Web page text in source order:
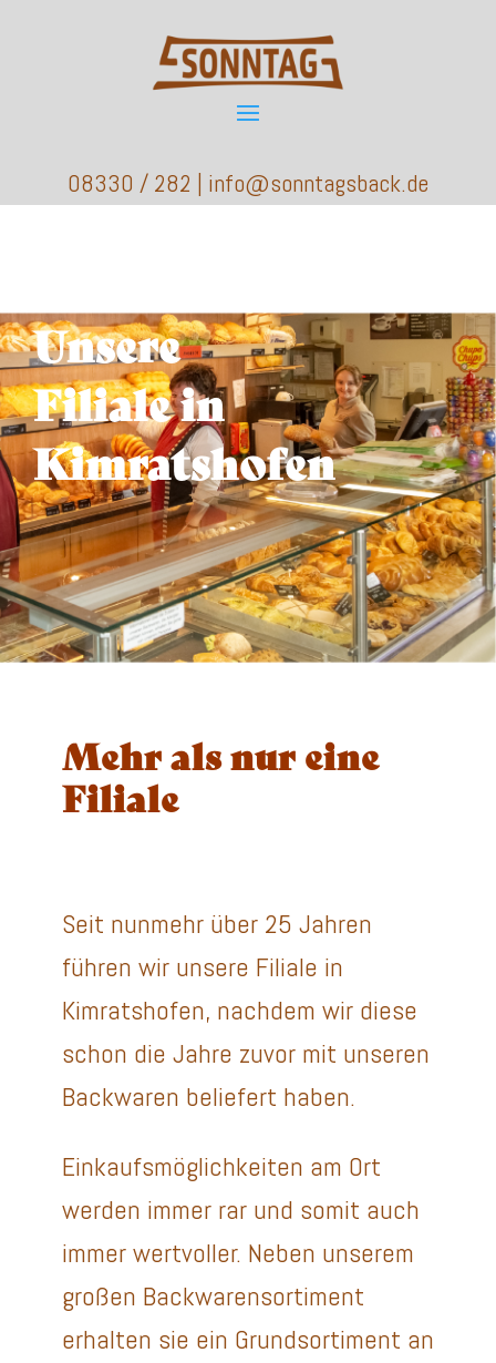
08330 / 282 | info@sonntagsback.de
Unsere
Filiale in
Kimratshofen
Mehr als nur eine
Filiale
Seit nunmehr über 25 Jahren
führen wir unsere Filiale in
Kimratshofen, nachdem wir diese
schon die Jahre zuvor mit unseren
Backwaren beliefert haben.
Einkaufsmöglichkeiten am Ort
werden immer rar und somit auch
immer wertvoller. Neben unserem
großen Backwarensortiment
erhalten sie ein Grundsortiment an